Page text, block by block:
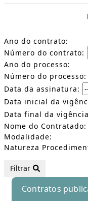
Ano do contrato:
Número do contrato:
Ano do processo:
Número do processo:
Data da assinatura:
Data inicial da
Data final da
Nome do Contratado:
Modalidade:
Natureza
Filtrar
Contratos